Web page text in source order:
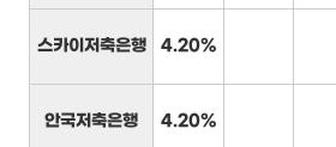
스카이저축은행 4.20%
안국저축은행 4.20%